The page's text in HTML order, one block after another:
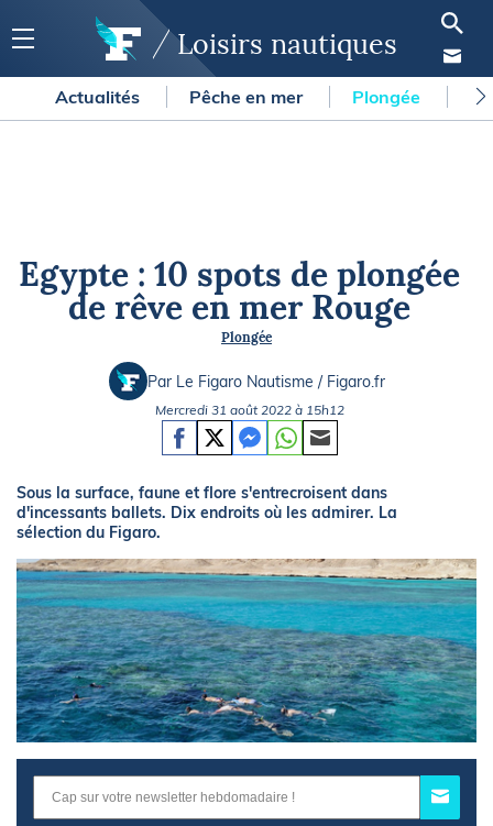
Loisirs nautiques
Actualités Pêche en mer Plongée
Egypte : 10 spots de plongée
de rêve en mer Rouge
Plongée
Par Le Figaro Nautisme / Figaro.fr
Mercredi 31 août 2022 à 15h12
Sous la surface, faune et flore s'entrecroisent dans
d'incessants ballets. Dix endroits où les admirer. La
sélection du Figaro.